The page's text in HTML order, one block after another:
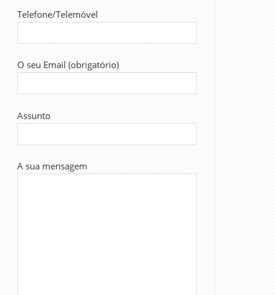
Telefone/Telemóvel
O seu Email (obrigatório)
Assunto
A sua mensagem